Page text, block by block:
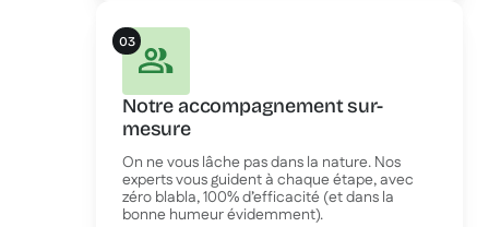
03
Notre accompagnement sur-
mesure
On ne vous lâche pas dans la nature. Nos
experts vous guident à chaque étape, avec
zéro blabla, 100% d’efficacité (et dans la
bonne humeur évidemment).